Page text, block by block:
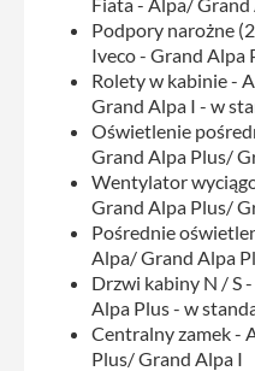
Podpory narożne
Iveco - Grand Alpa
Rolety w kabinie -
Grand Alpa I - w
Oświetlenie
Grand Alpa Plus/
Wentylator
Grand Alpa Plus/
Pośrednie
Alpa/ Grand Alpa
Drzwi kabiny N / S
Alpa Plus - w
Centralny zamek -
Plus/ Grand Alpa I